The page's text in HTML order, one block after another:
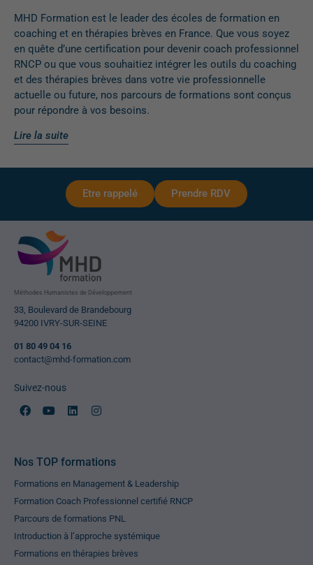
MHD Formation est le leader des écoles de formation en
coaching et en thérapies brèves en France. Que vous soyez
en quête d’une certification pour devenir coach professionnel
RNCP ou que vous souhaitiez intégrer les outils du coaching
et des thérapies brèves dans votre vie professionnelle
actuelle ou future, nos parcours de formations sont conçus
pour répondre à vos besoins.
Lire la suite
Etre rappelé Prendre RDV
Méthodes Humanistes de Développement
33, Boulevard de Brandebourg
94200 IVRY-SUR-SEINE
01 80 49 04 16
contact@mhd-formation.com
Suivez-nous
Nos TOP formations
Formations en Management & Leadership
Formation Coach Professionnel certifié RNCP
Parcours de formations PNL
Introduction à l’approche systémique
Formations en thérapies brèves